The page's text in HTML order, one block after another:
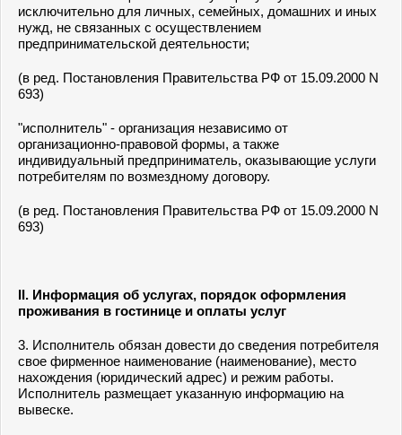
исключительно для личных, семейных, домашних и иных
нужд, не связанных с осуществлением
предпринимательской деятельности;
(в ред. Постановления Правительства РФ от 15.09.2000 N
693)
"исполнитель" - организация независимо от
организационно-правовой формы, а также
индивидуальный предприниматель, оказывающие услуги
потребителям по возмездному договору.
(в ред. Постановления Правительства РФ от 15.09.2000 N
693)
II. Информация об услугах, порядок оформления
проживания в гостинице и оплаты услуг
3. Исполнитель обязан довести до сведения потребителя
свое фирменное наименование (наименование), место
нахождения (юридический адрес) и режим работы.
Исполнитель размещает указанную информацию на
вывеске.